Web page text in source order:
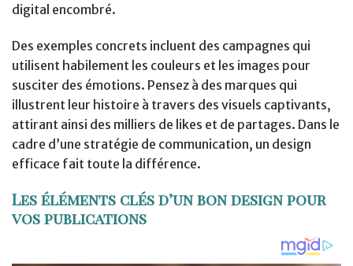
digital encombré.
Des exemples concrets incluent des campagnes qui
utilisent habilement les couleurs et les images pour
susciter des émotions. Pensez à des marques qui
illustrent leur histoire à travers des visuels captivants,
attirant ainsi des milliers de likes et de partages. Dans le
cadre d’une stratégie de communication, un design
efficace fait toute la différence.
Les éléments clés d’un bon design pour
vos publications